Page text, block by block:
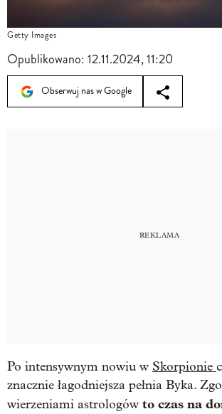
Getty Images
Opublikowano:12.11.2024, 11:20
Obserwuj nas w Google
Po intensywnym nowiu w Skorpionie
znacznie łagodniejsza pełnia Byka.
wierzeniami astrologów to czas na